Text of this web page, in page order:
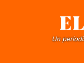
Un